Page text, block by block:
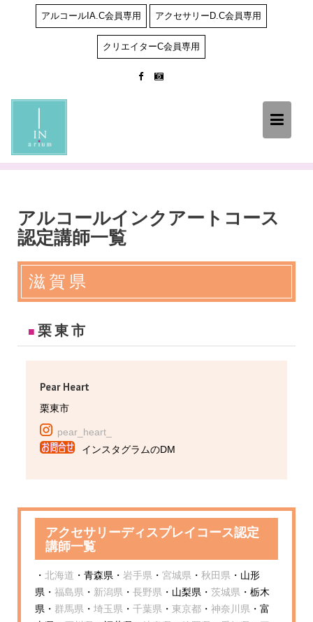
アルコールIA.C会員専用 アクセサリーD.C会員専用
クリエイターC会員専用
アルコールインクアートコース
認定講師一覧
滋賀県
■ 栗東市
Pear Heart
栗東市
pear_heart_
インスタグラムのDM
アクセサリーディスプレイコース認定
講師一覧
・ 北海道 ・青森県・ 岩手県 ・ 宮城県 ・ 秋田県 ・山形
県・ 福島県 ・ 新潟県 ・ 長野県 ・山梨県・ 茨城県 ・栃木
県・ 群馬県 ・ 埼玉県 ・ 千葉県 ・ 東京都 ・ 神奈川県 ・富